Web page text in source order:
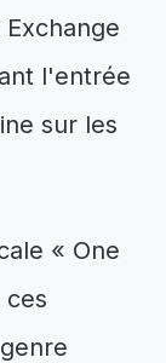
l'entrée
sur les
« One
ces